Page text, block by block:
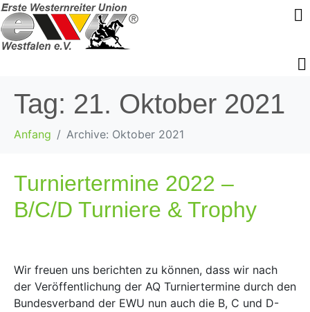
Tag: 21. Oktober 2021
Anfang Archive: Oktober 2021
Turniertermine 2022 –
B/C/D Turniere & Trophy
Wir freuen uns berichten zu können, dass wir nach
der Veröffentlichung der AQ Turniertermine durch den
Bundesverband der EWU nun auch die B, C und D-